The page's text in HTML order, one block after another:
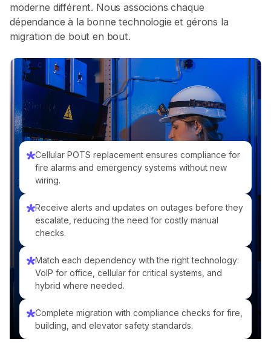
Cellular POTS replacement ensures compliance for
fire alarms and emergency systems without new
wiring.
Receive alerts and updates on outages before they
escalate, reducing the need for costly manual
checks.
Match each dependency with the right technology:
VoIP for office, cellular for critical systems, and
hybrid where needed.
Complete migration with compliance checks for fire,
building, and elevator safety standards.
moderne différent. Nous associons chaque
dépendance à la bonne technologie et gérons la
migration de bout en bout.